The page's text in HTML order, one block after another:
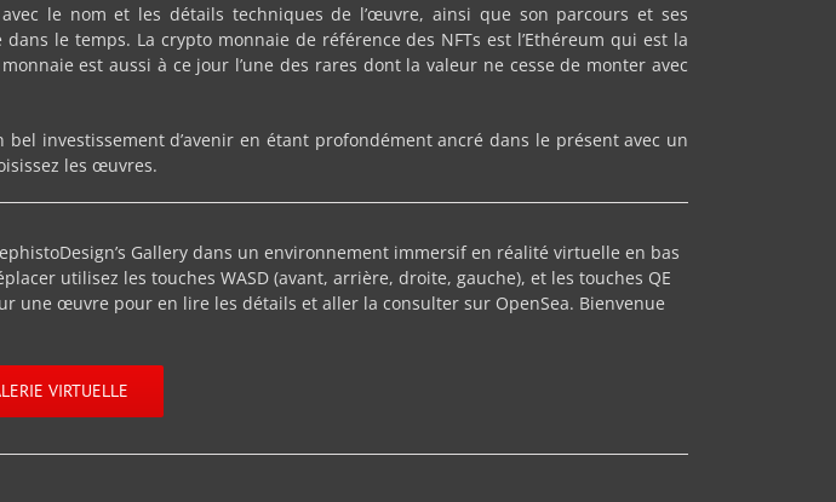
le nom et les détails techniques de l’œuvre, ainsi que son parcours et ses
le temps. La crypto monnaie de référence des NFTs est l’Ethéreum qui est la
est aussi à ce jour l’une des rares dont la valeur ne cesse de monter avec
bel investissement d’avenir en étant profondément ancré dans le présent avec un
les œuvres.
Gallery dans un environnement immersif en réalité virtuelle en bas
utilisez les touches WASD (avant, arrière, droite, gauche), et les touches QE
une œuvre pour en lire les détails et aller la consulter sur OpenSea. Bienvenue
VIRTUELLE